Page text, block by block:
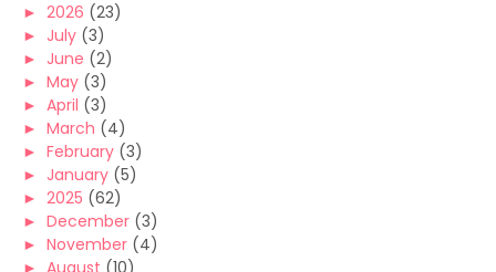
► 2026 (23)
► July (3)
► June (2)
► May (3)
► April (3)
► March (4)
► February (3)
► January (5)
► 2025 (62)
► December (3)
► November (4)
► August (10)